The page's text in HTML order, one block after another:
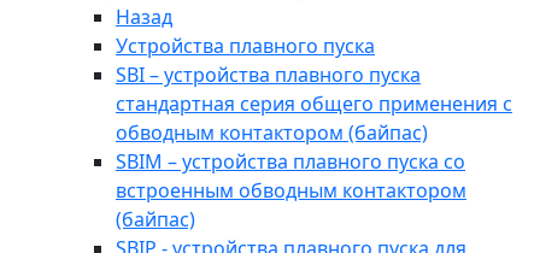
Назад
Устройства плавного пуска
SBI – устройства плавного пуска
стандартная серия общего применения с
обводным контактором (байпас)
SBIM – устройства плавного пуска со
встроенным обводным контактором
(байпас)